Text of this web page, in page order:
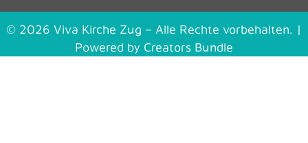
© 2026 Viva Kirche Zug – Alle Rechte vorbehalten. |
Powered by Creators Bundle